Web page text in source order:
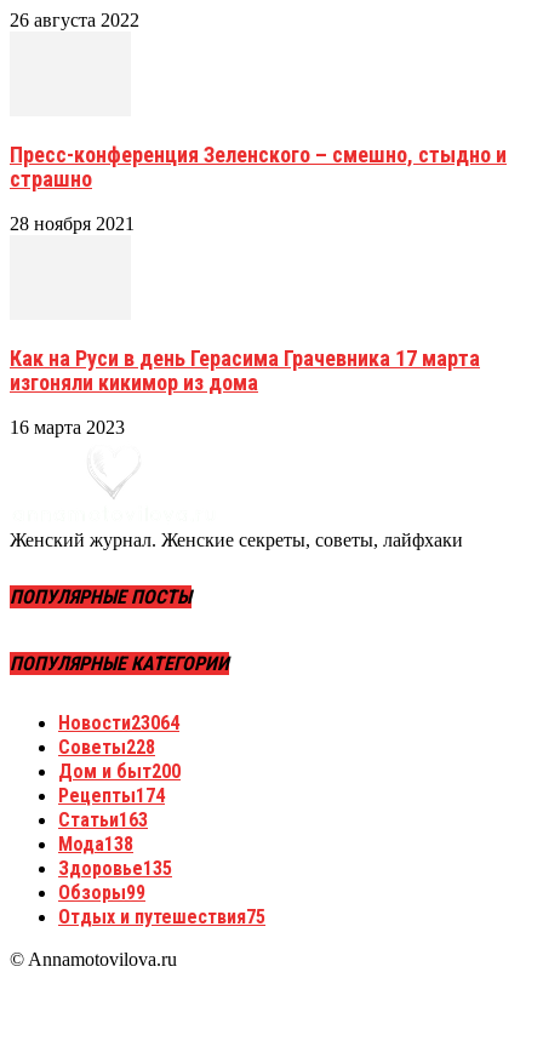
26 августа 2022
Пресс-конференция Зеленского – смешно, стыдно и
страшно
28 ноября 2021
Как на Руси в день Герасима Грачевника 17 марта
изгоняли кикимор из дома
16 марта 2023
Женский журнал. Женские секреты, советы, лайфхаки
ПОПУЛЯРНЫЕ ПОСТЫ
ПОПУЛЯРНЫЕ КАТЕГОРИИ
Новости23064
Советы228
Дом и быт200
Рецепты174
Статьи163
Мода138
Здоровье135
Обзоры99
Отдых и путешествия75
© Annamotovilova.ru